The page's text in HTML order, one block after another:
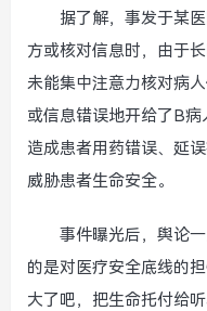
据了解，事发于某
方或核对信息时，由于
未能集中注意力核对病
或信息错误地开给了B
造成患者用药错误、延
威胁患者生命安全。
事件曝光后，舆论
的是对医疗安全底线的
大了吧，把生命托付给